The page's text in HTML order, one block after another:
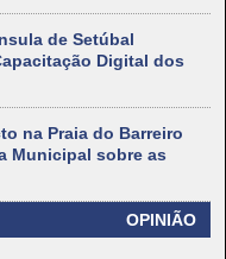
de Setúbal
Digital dos
na Praia do Barreiro
Municipal sobre as
OPINIÃO